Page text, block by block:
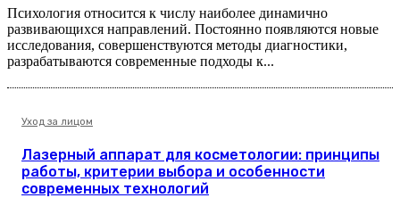
Психология относится к числу наиболее динамично
развивающихся направлений. Постоянно появляются новые
исследования, совершенствуются методы диагностики,
разрабатываются современные подходы к...
Уход за лицом
Лазерный аппарат для косметологии: принципы
работы, критерии выбора и особенности
современных технологий